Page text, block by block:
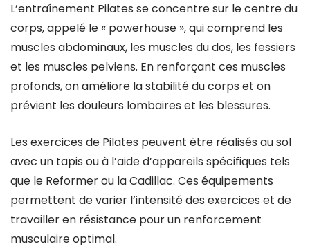
L’entraînement Pilates se concentre sur le centre du
corps, appelé le « powerhouse », qui comprend les
muscles abdominaux, les muscles du dos, les fessiers
et les muscles pelviens. En renforçant ces muscles
profonds, on améliore la stabilité du corps et on
prévient les douleurs lombaires et les blessures.
Les exercices de Pilates peuvent être réalisés au sol
avec un tapis ou à l’aide d’appareils spécifiques tels
que le Reformer ou la Cadillac. Ces équipements
permettent de varier l’intensité des exercices et de
travailler en résistance pour un renforcement
musculaire optimal.